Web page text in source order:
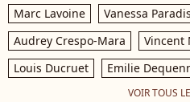
Marc Lavoine Vanessa Paradis
Audrey Crespo-Mara
Vincent
Louis Ducruet
Emilie
VOIR TOUS